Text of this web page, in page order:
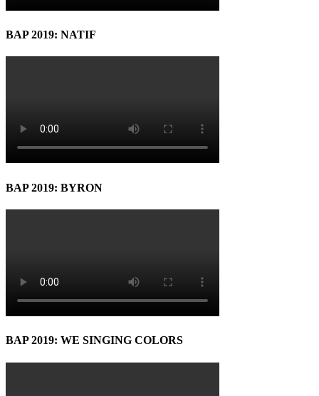
BAP 2019: NATIF
BAP 2019: BYRON
BAP 2019: WE SINGING COLORS